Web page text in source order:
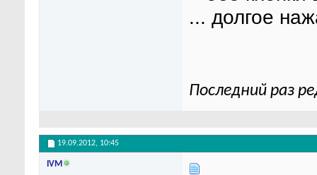
... долгое
Последний раз
19.09.2012, 10:45
IVM